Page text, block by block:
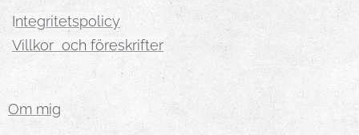
Integritetspolicy
Villkor och föreskrifter
Om mig